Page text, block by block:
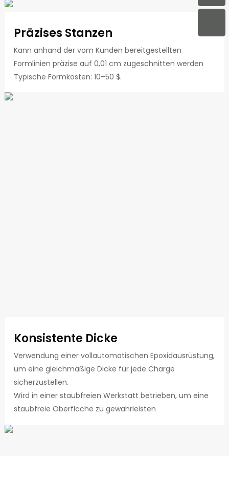
Präzises Stanzen
Kann anhand der vom Kunden bereitgestellten
Formlinien präzise auf 0,01 cm zugeschnitten werden
Typische Formkosten: 10–50 $.
Konsistente Dicke
Verwendung einer vollautomatischen Epoxidausrüstung,
um eine gleichmäßige Dicke für jede Charge
sicherzustellen.
Wird in einer staubfreien Werkstatt betrieben, um eine
staubfreie Oberfläche zu gewährleisten